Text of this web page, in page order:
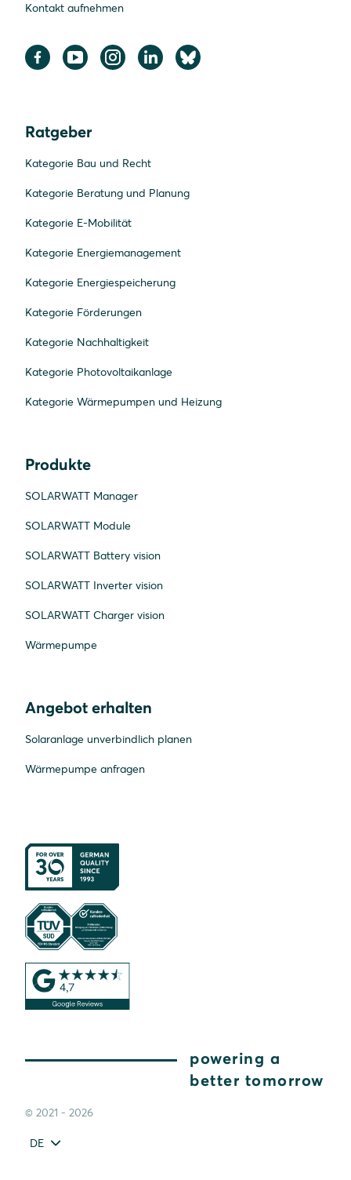
Kontakt aufnehmen
Ratgeber
Kategorie Bau und Recht
Kategorie Beratung und Planung
Kategorie E-Mobilität
Kategorie Energiemanagement
Kategorie Energiespeicherung
Kategorie Förderungen
Kategorie Nachhaltigkeit
Kategorie Photovoltaikanlage
Kategorie Wärmepumpen und Heizung
Produkte
SOLARWATT Manager
SOLARWATT Module
SOLARWATT Battery vision
SOLARWATT Inverter vision
SOLARWATT Charger vision
Wärmepumpe
Angebot erhalten
Solaranlage unverbindlich planen
Wärmepumpe anfragen
powering a
better tomorrow
© 2021 - 2026
DE